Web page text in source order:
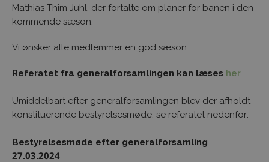
Mathias Thim Juhl, der fortalte om planer for banen i den
kommende sæson.
Vi ønsker alle medlemmer en god sæson.
Referatet fra generalforsamlingen kan læses her
Umiddelbart efter generalforsamlingen blev der afholdt
konstituerende bestyrelsesmøde, se referatet nedenfor:
Bestyrelsesmøde efter generalforsamling
27.03.2024